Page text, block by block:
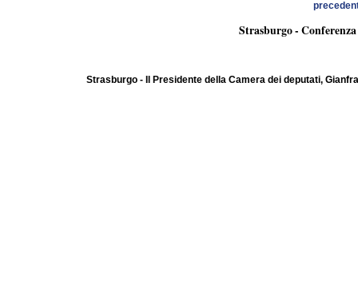
Strasburgo -
Strasburgo - Il Presidente della Camera dei deputati,